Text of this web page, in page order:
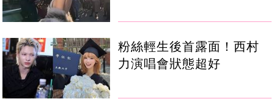
粉絲輕生後首露面！西村
力演唱會狀態超好